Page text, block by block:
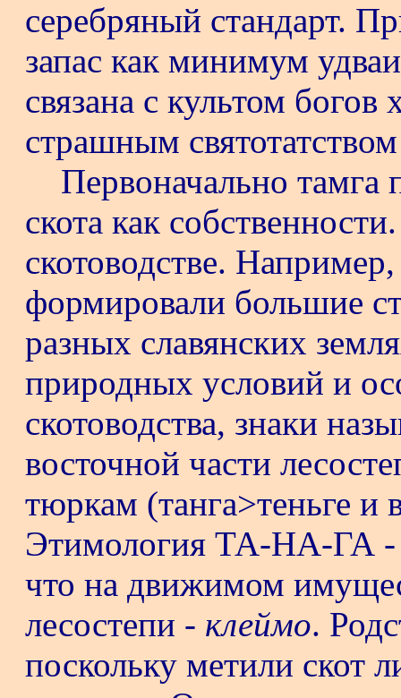
серебряный стандарт.
запас как минимум
связана с культом
страшным
Первоначально тамга
скота как
скотоводстве.
формировали большие
разных славянских
природных условий и
скотоводства, знаки
восточной части
тюркам (танга>теньге и
Этимология ТА-НА-ГА
что на движимом
лесостепи - клеймо.
поскольку метили скот